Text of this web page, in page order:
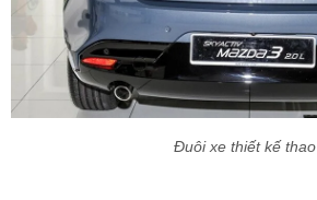
Đuôi xe thiết kế thao